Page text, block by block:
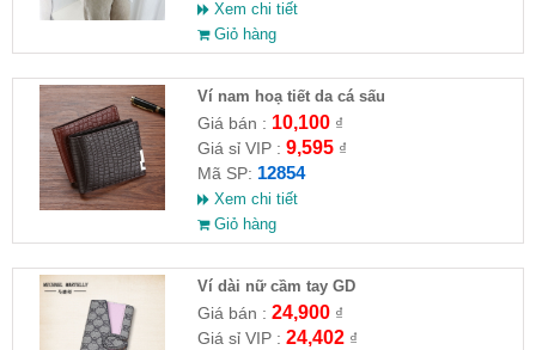
Xem chi tiết
Giỏ hàng
Ví nam hoạ tiết da cá sấu
Giá bán : 10,100₫
Giá sỉ VIP : 9,595₫
Mã SP: 12854
Xem chi tiết
Giỏ hàng
Ví dài nữ cầm tay GD
Giá bán : 24,900₫
Giá sỉ VIP : 24,402₫